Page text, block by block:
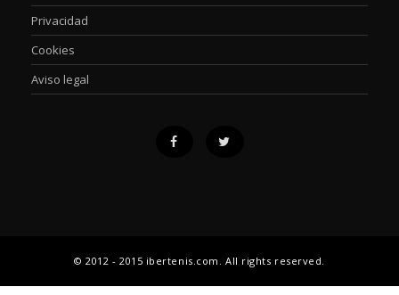
Privacidad
Cookies
Aviso legal
© 2012 - 2015 ibertenis.com. All rights reserved.